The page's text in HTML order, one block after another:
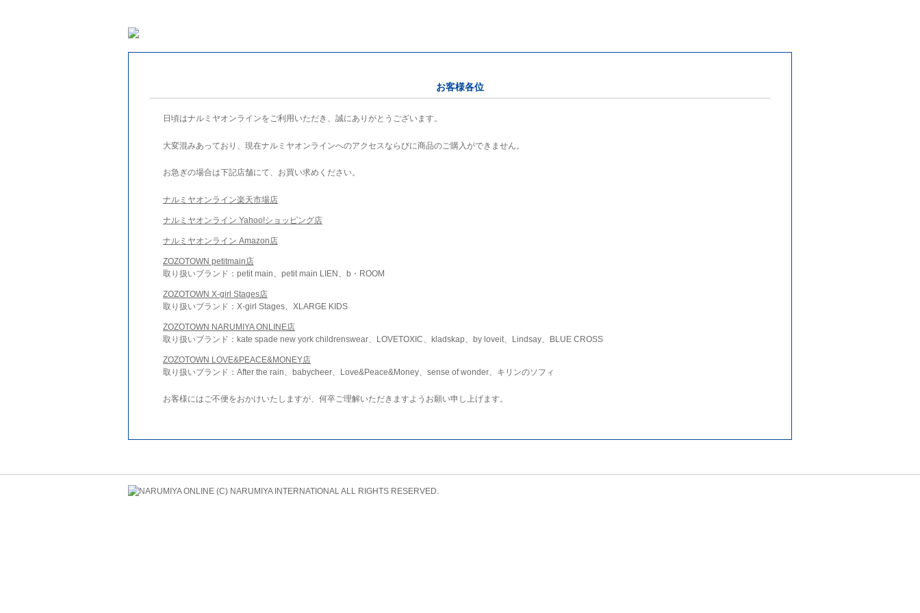
お客様各位
日頃はナルミヤオンラインをご利用いただき、誠にありがとうございます。
大変混みあっており、現在ナルミヤオンラインへのアクセスならびに商品のご購入ができません。
お急ぎの場合は下記店舗にて、お買い求めください。
ナルミヤオンライン楽天市場店
ナルミヤオンライン Yahoo!ショッピング店
ナルミヤオンライン Amazon店
ZOZOTOWN petitmain店
取り扱いブランド：petit main、petit main LIEN、b・ROOM
ZOZOTOWN X-girl Stages店
取り扱いブランド：X-girl Stages、XLARGE KIDS
ZOZOTOWN NARUMIYA ONLINE店
取り扱いブランド：kate spade new york childrenswear、LOVETOXIC、kladskap、by loveit、Lindsay、BLUE CROSS
ZOZOTOWN LOVE&PEACE&MONEY店
取り扱いブランド：After the rain、babycheer、Love&Peace&Money、sense of wonder、キリンのソフィ
お客様にはご不便をおかけいたしますが、何卒ご理解いただきますようお願い申し上げます。